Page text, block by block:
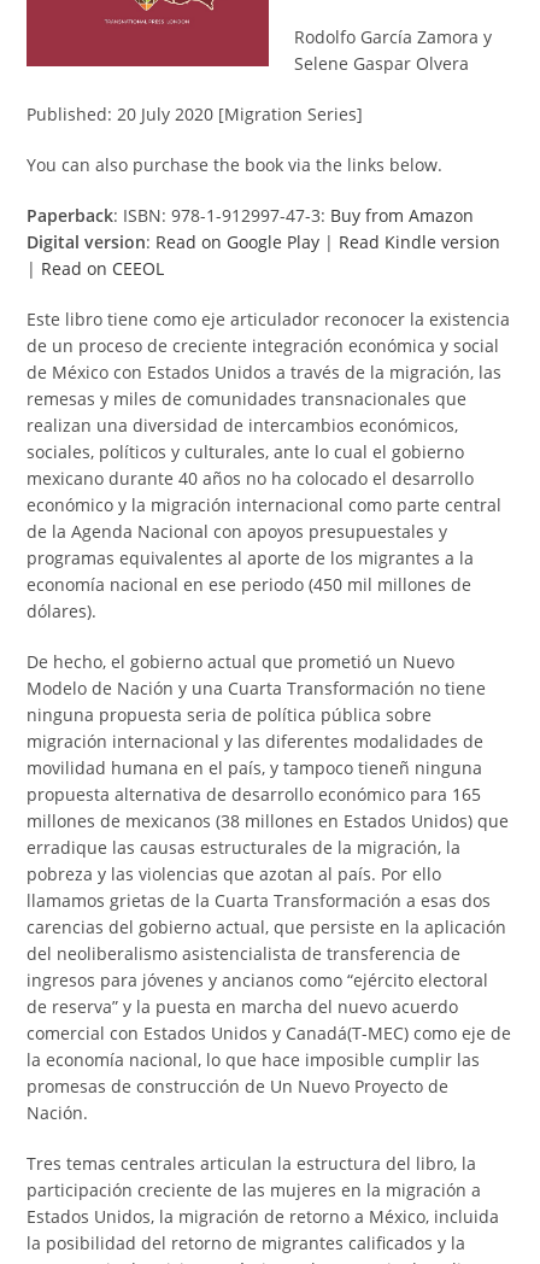
Rodolfo García Zamora y
Selene Gaspar Olvera
Published: 20 July 2020 [Migration Series]
You can also purchase the book via the links below.
Paperback: ISBN: 978-1-912997-47-3: Buy from Amazon
Digital version: Read on Google Play | Read Kindle version
| Read on CEEOL
Este libro tiene como eje articulador reconocer la existencia
de un proceso de creciente integración económica y social
de México con Estados Unidos a través de la migración, las
remesas y miles de comunidades transnacionales que
realizan una diversidad de intercambios económicos,
sociales, políticos y culturales, ante lo cual el gobierno
mexicano durante 40 años no ha colocado el desarrollo
económico y la migración internacional como parte central
de la Agenda Nacional con apoyos presupuestales y
programas equivalentes al aporte de los migrantes a la
economía nacional en ese periodo (450 mil millones de
dólares).
De hecho, el gobierno actual que prometió un Nuevo
Modelo de Nación y una Cuarta Transformación no tiene
ninguna propuesta seria de política pública sobre
migración internacional y las diferentes modalidades de
movilidad humana en el país, y tampoco tieneñ ninguna
propuesta alternativa de desarrollo económico para 165
millones de mexicanos (38 millones en Estados Unidos) que
erradique las causas estructurales de la migración, la
pobreza y las violencias que azotan al país. Por ello
llamamos grietas de la Cuarta Transformación a esas dos
carencias del gobierno actual, que persiste en la aplicación
del neoliberalismo asistencialista de transferencia de
ingresos para jóvenes y ancianos como “ejército electoral
de reserva” y la puesta en marcha del nuevo acuerdo
comercial con Estados Unidos y Canadá(T-MEC) como eje de
la economía nacional, lo que hace imposible cumplir las
promesas de construcción de Un Nuevo Proyecto de
Nación.
Tres temas centrales articulan la estructura del libro, la
participación creciente de las mujeres en la migración a
Estados Unidos, la migración de retorno a México, incluida
la posibilidad del retorno de migrantes calificados y la